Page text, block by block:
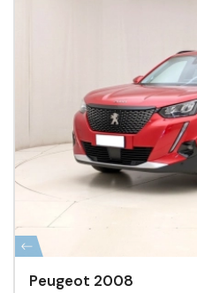
Peugeot 2008